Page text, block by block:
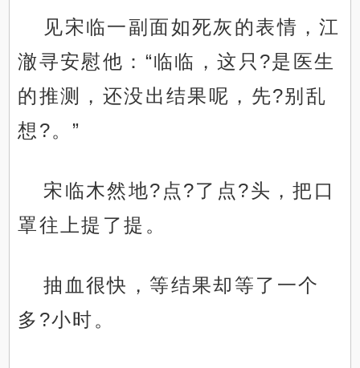
见宋临一副面如死灰的表情，江
澈寻安慰他：“临临，这只?是医生
的推测，还没出结果呢，先?别乱
想?。”
宋临木然地?点?了点?头，把口
罩往上提了提。
抽血很快，等结果却等了一个
多?小时。